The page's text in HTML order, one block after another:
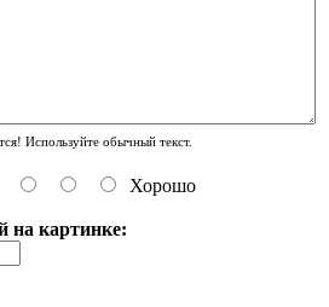
Используйте обычный текст.
Хорошо
на картинке: